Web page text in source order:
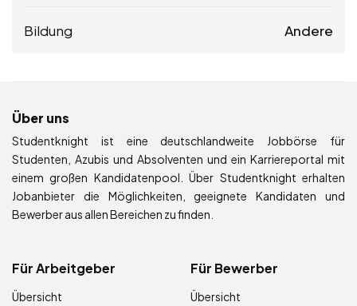
Bildung Andere
Über uns
Studentknight ist eine deutschlandweite Jobbörse für
Studenten, Azubis und Absolventen und ein Karriereportal mit
einem großen Kandidatenpool. Über Studentknight erhalten
Jobanbieter die Möglichkeiten, geeignete Kandidaten und
Bewerber aus allen Bereichen zu finden.
Für Arbeitgeber
Übersicht
Für Bewerber
Übersicht